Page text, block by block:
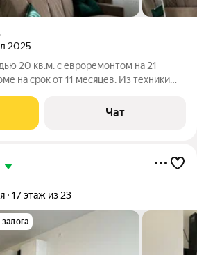
2025
20 кв.м. с евроремонтом на 21
на срок от 11 месяцев. Из техники
окна
Чат
17 этаж из 23